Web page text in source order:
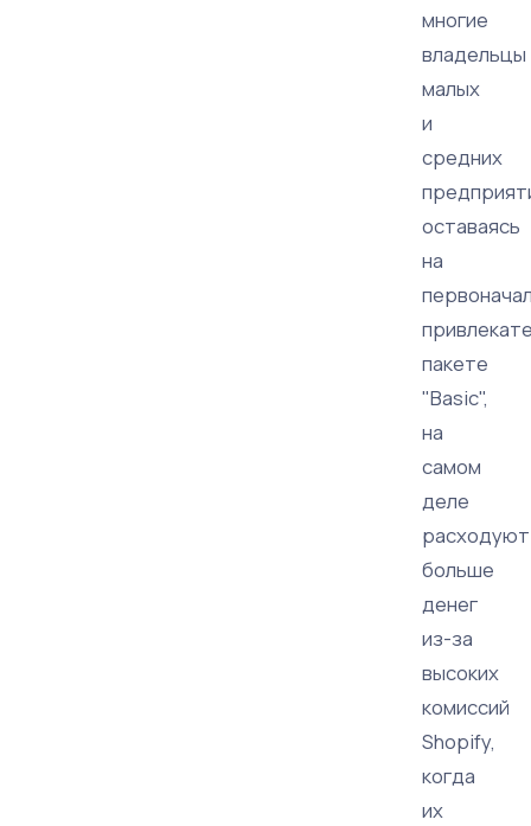
многие
владельцы
малых
и
средних
оставаясь
на
пакете
"Basic",
на
самом
деле
расходуют
больше
денег
из-за
высоких
комиссий
Shopify,
когда
их